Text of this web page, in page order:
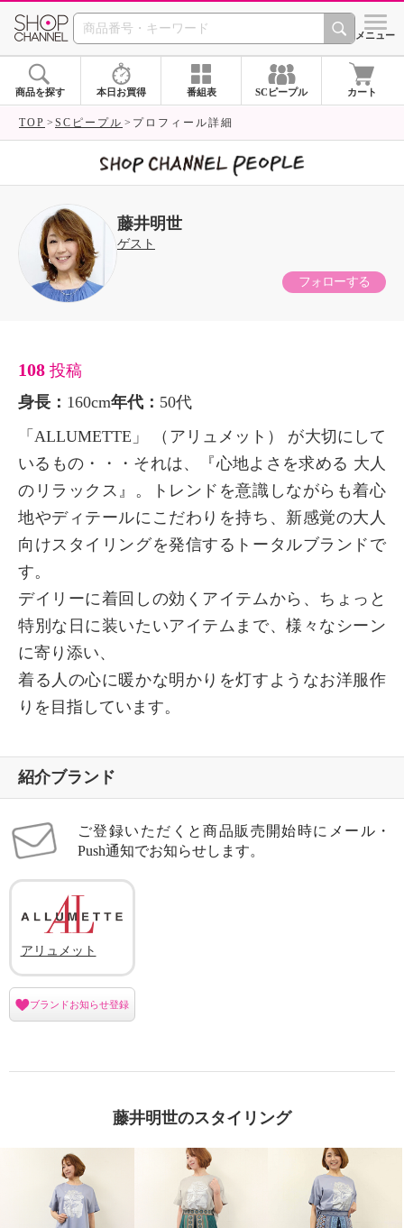
SHOP CHANNEL シメニュー
商品を探す 本日お買得 番組表 SCピープル カート
TOP SCピープル プロフィール詳細
藤井明世
ゲスト
フォローする
108 投稿
身長： 160cm年代： 50代
「ALLUMETTE」 （アリュメット） が大切にして
いるもの・・・それは、『心地よさを求める 大人
のリラックス』。トレンドを意識しながらも着心
地やディテールにこだわりを持ち、新感覚の大人
向けスタイリングを発信するトータルブランドで
す。
デイリーに着回しの効くアイテムから、ちょっと
特別な日に装いたいアイテムまで、様々なシーン
に寄り添い、
着る人の心に暖かな明かりを灯すようなお洋服作
りを目指しています。
紹介ブランド
ご登録いただくと商品販売開始時にメール・
Push通知でお知らせします。
アリュメット
ブランドお知らせ登録
藤井明世のスタイリング